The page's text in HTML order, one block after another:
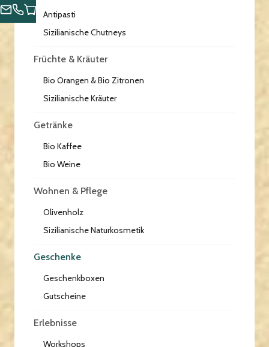
Antipasti
Sizilianische Chutneys
Früchte & Kräuter
Bio Orangen & Bio Zitronen
Sizilianische Kräuter
Getränke
Bio Kaffee
Bio Weine
Wohnen & Pflege
Olivenholz
Sizilianische Naturkosmetik
Geschenke
Geschenkboxen
Gutscheine
Erlebnisse
Workshops